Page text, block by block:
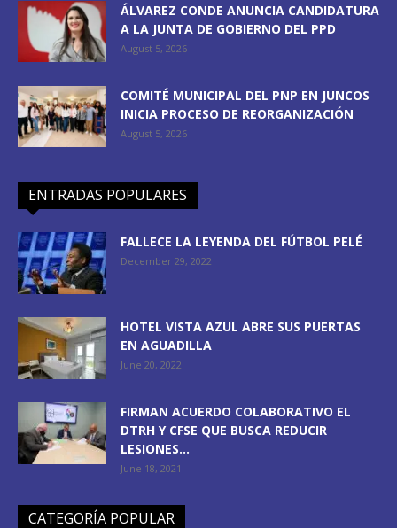
ÁLVAREZ CONDE ANUNCIA CANDIDATURA
A LA JUNTA DE GOBIERNO DEL PPD
August 5, 2026
COMITÉ MUNICIPAL DEL PNP EN JUNCOS
INICIA PROCESO DE REORGANIZACIÓN
August 5, 2026
ENTRADAS POPULARES
FALLECE LA LEYENDA DEL FÚTBOL PELÉ
December 29, 2022
HOTEL VISTA AZUL ABRE SUS PUERTAS
EN AGUADILLA
June 20, 2022
FIRMAN ACUERDO COLABORATIVO EL
DTRH Y CFSE QUE BUSCA REDUCIR
LESIONES...
June 18, 2021
CATEGORÍA POPULAR